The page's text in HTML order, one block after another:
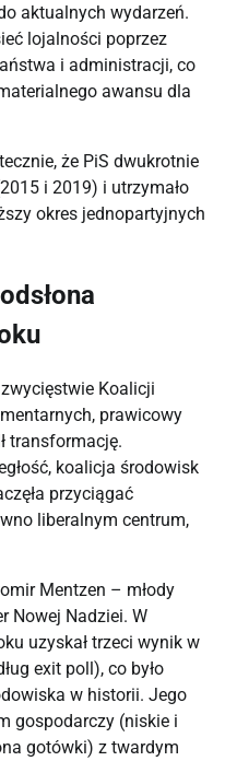
aktualnych wydarzeń.
lojalności poprzez
i administracji, co
awansu dla
że PiS dwukrotnie
i 2019) i utrzymało
okres jednopartyjnych
Koalicji
prawicowy
transformację.
koalicja środowisk
przyciągać
liberalnym centrum,
Mentzen – młody
Nowej Nadziei. W
uzyskał trzeci wynik w
exit poll), co było
w historii. Jego
gospodarczy (niskie i
gotówki) z twardym